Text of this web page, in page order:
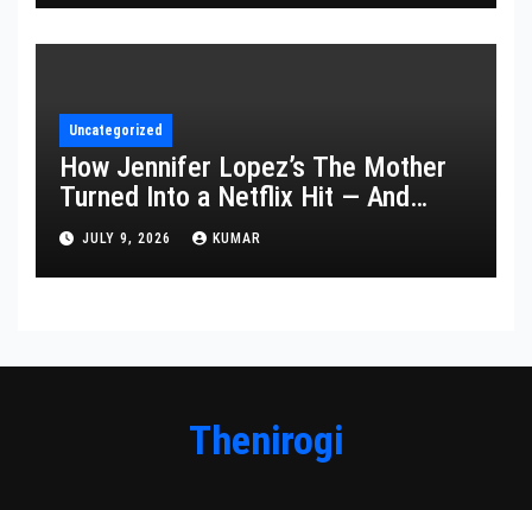
Uncategorized
How Jennifer Lopez’s The Mother
Turned Into a Netflix Hit — And
What It Says About Her Staying
Power
JULY 9, 2026 KUMAR
Thenirogi